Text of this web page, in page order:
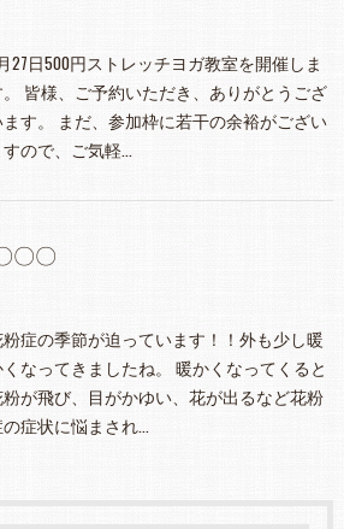
27日500円ストレッチヨガ教室を開催しま
皆様、ご予約いただき、ありがとうござ
ます。 まだ、参加枠に若干の余裕がござい
すので、ご気軽…
〇〇
症の季節が迫っています！！外も少し暖
なってきましたね。 暖かくなってくると
が飛び、目がかゆい、花が出るなど花粉
症状に悩まされ…